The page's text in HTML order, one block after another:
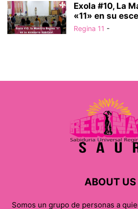
Exola #10, La
«11» en su
Regina 11 -
ABOUT US
Somos un grupo de personas a